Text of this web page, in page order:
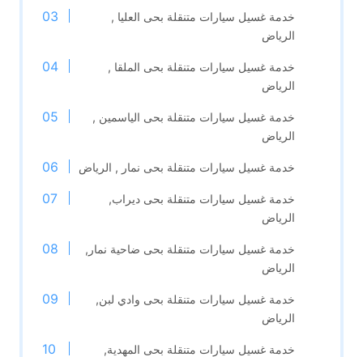
خدمة غسيل سيارات متنقلة بحى العليا ,
الرياض
خدمة غسيل سيارات متنقلة بحى الملقا ,
الرياض
خدمة غسيل سيارات متنقلة بحى الياسمين ,
الرياض
خدمة غسيل سيارات متنقلة بحى نمار , الرياض
خدمة غسيل سيارات متنقلة بحى ديراب,
الرياض
خدمة غسيل سيارات متنقلة بحى ضاحية نمار,
الرياض
خدمة غسيل سيارات متنقلة بحى وادي لبن,
الرياض
خدمة غسيل سيارات متنقلة بحى المهدية,